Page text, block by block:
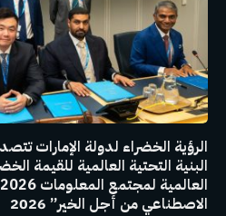
الرؤية الخضراء لدولة الإمارات
البنية التحتية العالمية للقيمة
الاصطناعي من أجل الخير” 2026